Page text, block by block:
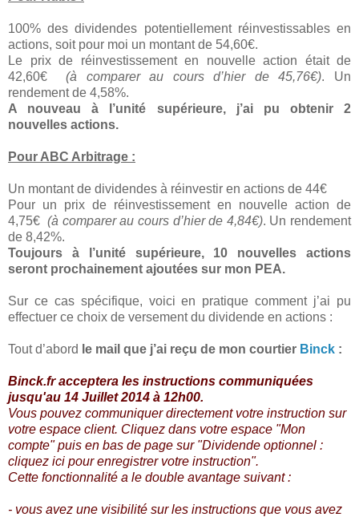
100% des dividendes potentiellement réinvestissables en
actions, soit pour moi un montant de 54,60€.
Le prix de réinvestissement en nouvelle action était de
42,60€
(à comparer au cours d’hier de 45,76€). Un
rendement de 4,58%.
A nouveau à l’unité supérieure, j’ai pu obtenir 2
nouvelles actions.
Pour ABC Arbitrage :
Un montant de dividendes à réinvestir en actions de 44€
Pour un prix de réinvestissement en nouvelle action de
4,75€ (à comparer au cours d’hier de 4,84€). Un rendement
de 8,42%.
Toujours à l’unité supérieure, 10 nouvelles actions
seront prochainement ajoutées sur mon PEA.
Sur ce cas spécifique, voici en pratique comment j’ai pu
effectuer ce choix de versement du dividende en actions :
Tout d’abord le mail que j’ai reçu de mon courtier Binck :
Binck.fr acceptera les instructions communiquées
jusqu'au 14 Juillet 2014 à 12h00.
Vous pouvez communiquer directement votre instruction sur
votre espace client. Cliquez dans votre espace "Mon
compte" puis en bas de page sur "Dividende optionnel :
cliquez ici pour enregistrer votre instruction".
Cette fonctionnalité a le double avantage suivant :
- vous avez une visibilité sur les instructions que vous avez